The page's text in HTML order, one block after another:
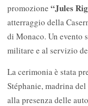
promozione “Jules
atterraggio della
di Monaco. Un evento
militare e al servizio
La cerimonia è stata
Stéphanie, madrina del
alla presenza delle